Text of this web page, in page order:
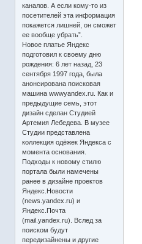
каналов. А если кому-то из
посетителей эта информация
покажется лишней, он сможет
ее вообще убрать”.
Новое платье Яндекс
подготовил к своему дню
рождения: 6 лет назад, 23
сентября 1997 года, была
анонсирована поисковая
машина wwwyandex.ru. Как и
предыдущие семь, этот
дизайн сделан Студией
Артемия Лебедева. В музее
Студии представлена
коллекция одёжек Яндекса с
момента основания.
Подходы к новому стилю
портала были намечены
ранее в дизайне проектов
Яндекс.Новости
(news.yandex.ru) и
Яндекс.Почта
(mail.yandex.ru). Вслед за
поиском будут
передизайнены и другие